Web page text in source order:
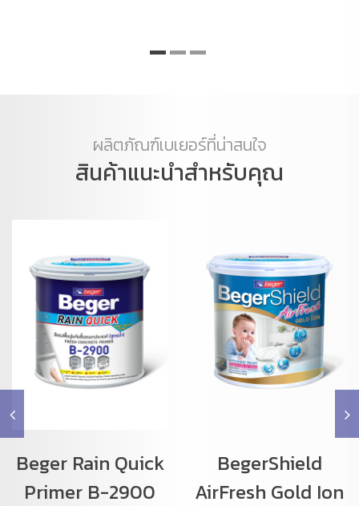
ผลิตภัณฑ์เบเยอร์ที่น่าสนใจ
สินค้าแนะนำสำหรับคุณ
Beger Rain Quick
Primer B-2900
BegerShield
AirFresh Gold Ion